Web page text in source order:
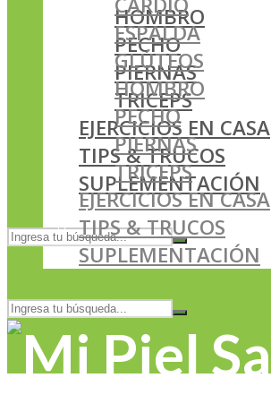
HOMBRO
PECHO
PIERNAS
TRICEPS
EJERCICIOS EN CASA
TIPS & TRUCOS
SUPLEMENTACIÓN
ESPALDA
GLÚTEOS
HOMBRO
PECHO
PIERNAS
TRICEPS
EJERCICIOS EN CASA
TIPS & TRUCOS
SUPLEMENTACIÓN